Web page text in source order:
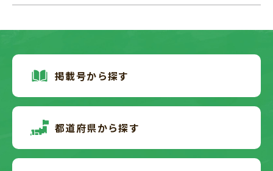
掲載号から探す
都道府県から探す